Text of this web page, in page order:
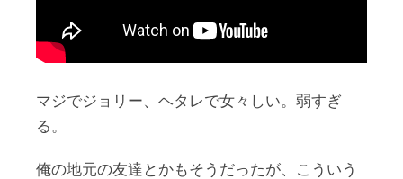
マジでジョリー、ヘタレで女々しい。弱すぎ
る。
俺の地元の友達とかもそうだったが、こういう